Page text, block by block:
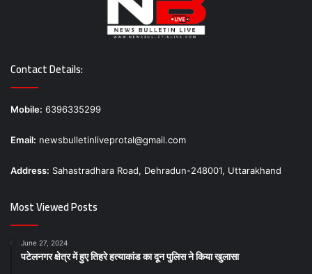
Contact Details:
Mobile: 6396335299
Email: newsbulletinliveprotal@gmail.com
Address: Sahastradhara Road, Dehradun-248001, Uttarakhand
Most Viewed Posts
June 27, 2024
पटेलनगर क्षेत्र में हुए तिहरे हत्याकांड का दून पुलिस ने किया खुलासा